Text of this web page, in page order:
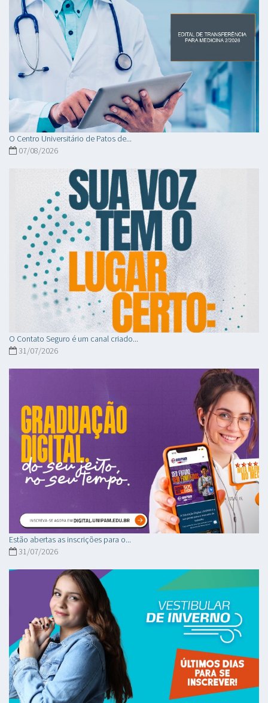
O Centro Universitário de Patos de...
07/08/2026
O Contato Seguro é um canal criado...
31/07/2026
Estão abertas as inscrições para o...
31/07/2026